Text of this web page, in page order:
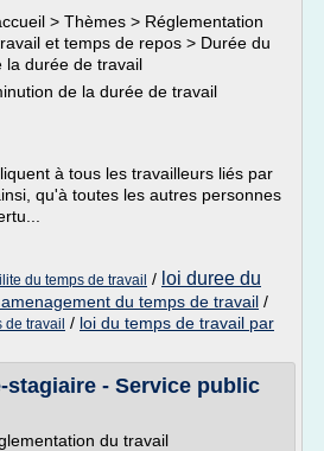
> Thèmes > Réglementation
et temps de repos > Durée du
la durée de travail
de la durée de travail
à tous les travailleurs liés par
qu'à toutes les autres personnes
du temps de travail / loi duree du
du temps de travail /
travail / loi du temps de travail par
stagiaire - Service public
du travail